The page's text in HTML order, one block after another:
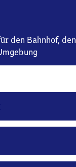
den Bahnhof, den